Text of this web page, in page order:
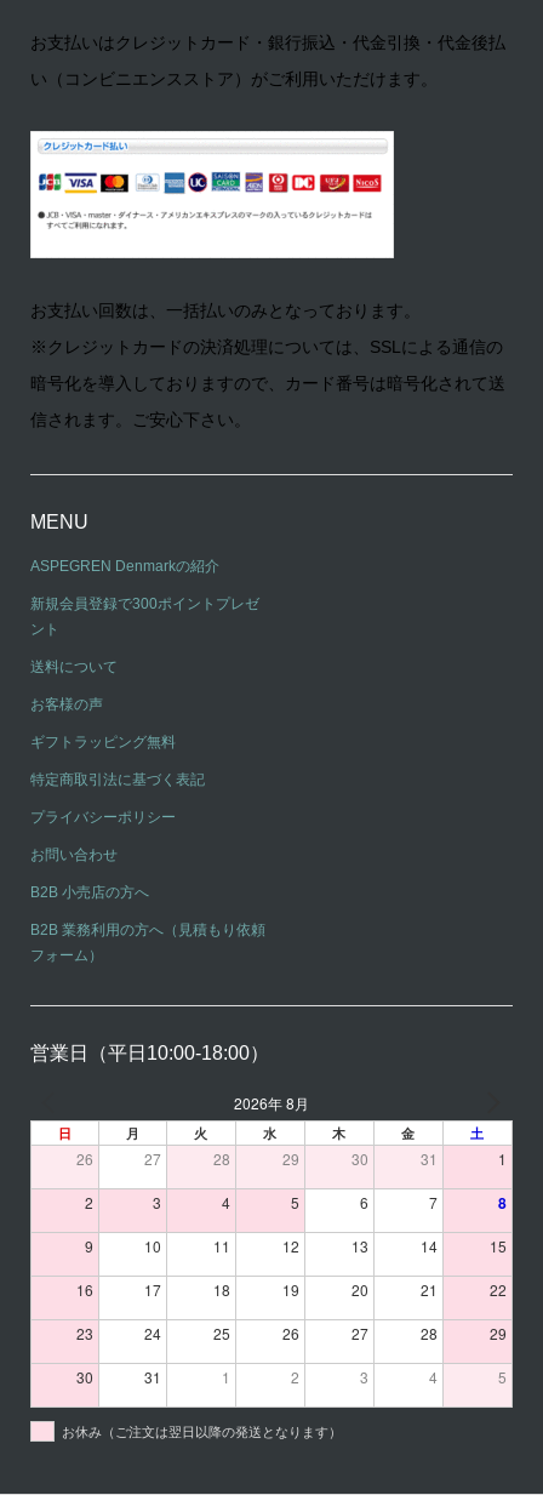
お支払いはクレジットカード・銀行振込・代金引換・代金後払
い（コンビニエンスストア）がご利用いただけます。
お支払い回数は、一括払いのみとなっております。
※クレジットカードの決済処理については、SSLによる通信の
暗号化を導入しておりますので、カード番号は暗号化されて送
信されます。ご安心下さい。
MENU
ASPEGREN Denmarkの紹介
新規会員登録で300ポイントプレゼ
ント
送料について
お客様の声
ギフトラッピング無料
特定商取引法に基づく表記
プライバシーポリシー
お問い合わせ
B2B 小売店の方へ
B2B 業務利用の方へ（見積もり依頼
フォーム）
営業日（平日10:00-18:00）
2026年 8月
日 月 火 水 木 金 土
26 27 28 29 30 31 1
2 3 4 5 6 7 8
9 10 11 12 13 14 15
16 17 18 19 20 21 22
23 24 25 26 27 28 29
30 31 1 2 3 4 5
お休み（ご注文は翌日以降の発送となります）